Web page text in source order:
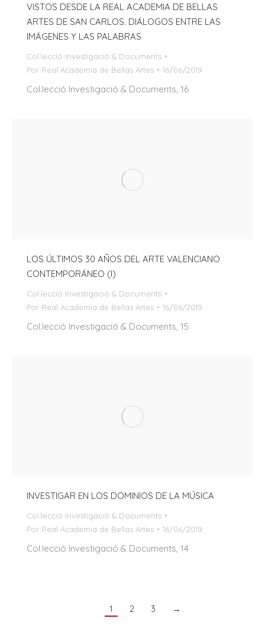
VISTOS DESDE LA REAL ACADEMIA DE BELLAS
ARTES DE SAN CARLOS. DIÁLOGOS ENTRE LAS
IMÁGENES Y LAS PALABRAS
Col.lecció Investigació & Documents
Por Real Academia de Bellas Artes 16/06/2019
Col.lecció Investigació & Documents, 16
LOS ÚLTIMOS 30 AÑOS DEL ARTE VALENCIANO
CONTEMPORÁNEO (I)
Col.lecció Investigació & Documents
Por Real Academia de Bellas Artes 16/06/2019
Col.lecció Investigació & Documents, 15
INVESTIGAR EN LOS DOMINIOS DE LA MÚSICA
Col.lecció Investigació & Documents
Por Real Academia de Bellas Artes 16/06/2019
Col.lecció Investigació & Documents, 14
1 2 3 →